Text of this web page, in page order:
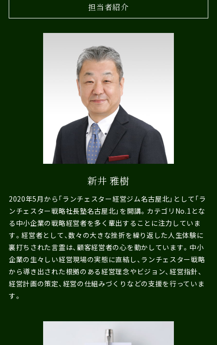
担当者紹介
新井 雅樹
2020年5月から「ランチェスター経営ジム名古屋北」として「ラ
ンチェスター戦略社長塾名古屋北」を開講。カテゴリNo.1とな
る中小企業の戦略経営者を多く輩出することに注力していま
す。経営者として、数々の大きな挫折を繰り返した人生体験に
裏打ちされた言霊は、顧客経営者の心を動かしています。中小
企業の生々しい経営現場の実態に直結し、ランチェスター戦略
から導き出された根拠のある経営理念やビジョン、経営指針、
経営計画の策定、経営の仕組みづくりなどの支援を行っていま
す。